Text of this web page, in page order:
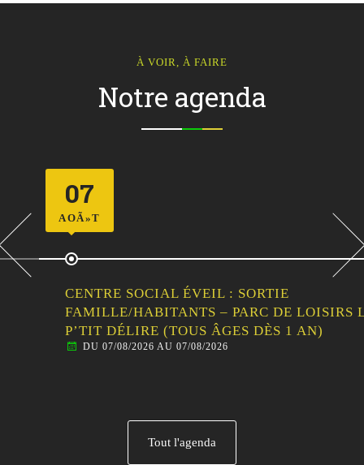
À VOIR, À FAIRE
Notre agenda
AOÃ»T
CENTRE SOCIAL ÉVEIL : SORTIE
FAMILLE/HABITANTS – PARC DE LOISIRS LE
P’TIT DÉLIRE (TOUS ÂGES DÈS 1 AN)
DU 07/08/2026 AU 07/08/2026
Tout l'agenda